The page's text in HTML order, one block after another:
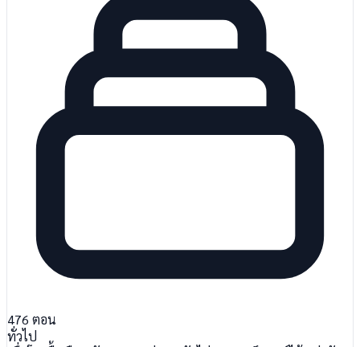
476 ตอน
ทั่วไป